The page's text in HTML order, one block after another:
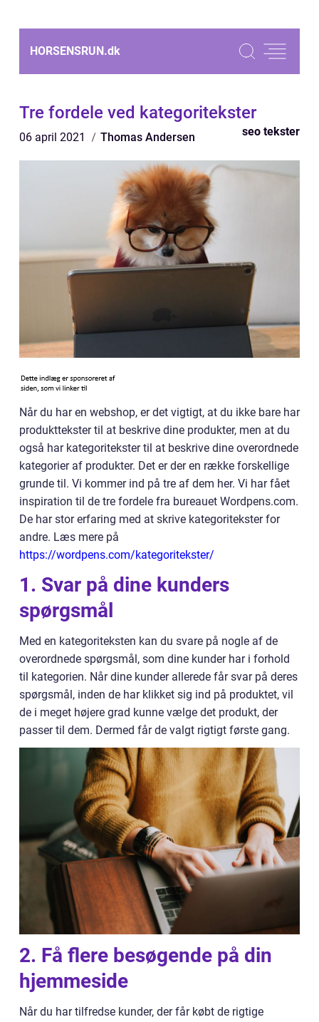
HORSENSRUN.dk
Tre fordele ved kategoritekster
06 april 2021 Thomas Andersen seo tekster
Når du har en webshop, er det vigtigt, at du ikke bare har
produkttekster til at beskrive dine produkter, men at du
også har kategoritekster til at beskrive dine overordnede
kategorier af produkter. Det er der en række forskellige
grunde til. Vi kommer ind på tre af dem her. Vi har fået
inspiration til de tre fordele fra bureauet Wordpens.com.
De har stor erfaring med at skrive kategoritekster for
andre. Læs mere på
https://wordpens.com/kategoritekster/
1. Svar på dine kunders
spørgsmål
Med en kategoriteksten kan du svare på nogle af de
overordnede spørgsmål, som dine kunder har i forhold
til kategorien. Når dine kunder allerede får svar på deres
spørgsmål, inden de har klikket sig ind på produktet, vil
de i meget højere grad kunne vælge det produkt, der
passer til dem. Dermed får de valgt rigtigt første gang.
2. Få flere besøgende på din
hjemmeside
Når du har tilfredse kunder, der får købt de rigtige